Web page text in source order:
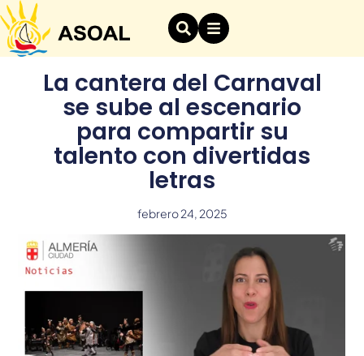
La cantera del Carnaval
se sube al escenario
para compartir su
talento con divertidas
letras
febrero 24, 2025